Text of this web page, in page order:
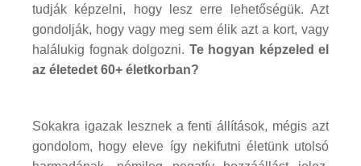
tudják képzelni, hogy lesz erre lehetőségük. Azt
gondolják, hogy vagy meg sem élik azt a kort, vagy
halálukig fognak dolgozni. Te hogyan képzeled el
az életedet 60+ életkorban?
Sokakra igazak lesznek a fenti állítások, mégis azt
gondolom, hogy eleve így nekifutni életünk utolsó